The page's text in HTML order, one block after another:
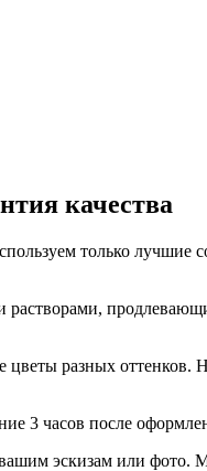
качества
только
разных
3 часов после
эскизам или фото.